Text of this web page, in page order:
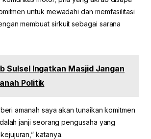
untuk mewadahi dan memfasilitasi
membuat sirkuit sebagai sarana
Sulsel Ingatkan Masjid Jangan
Politik
amanah saya akan tunaikan komitmen
janji seorang pengusaha yang
katanya.